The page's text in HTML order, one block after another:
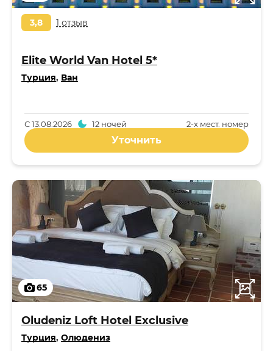
3,8 1 отзыв
Elite World Van Hotel 5*
Турция, Ван
2-x мест. номер
С13.08.2026 12 ночей
Уточнить
65
Oludeniz Loft Hotel Exclusive
Турция, Олюдениз